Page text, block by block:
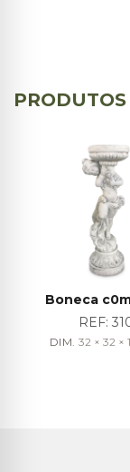
Boneca
REF:
DIM. 32 × 32 ×